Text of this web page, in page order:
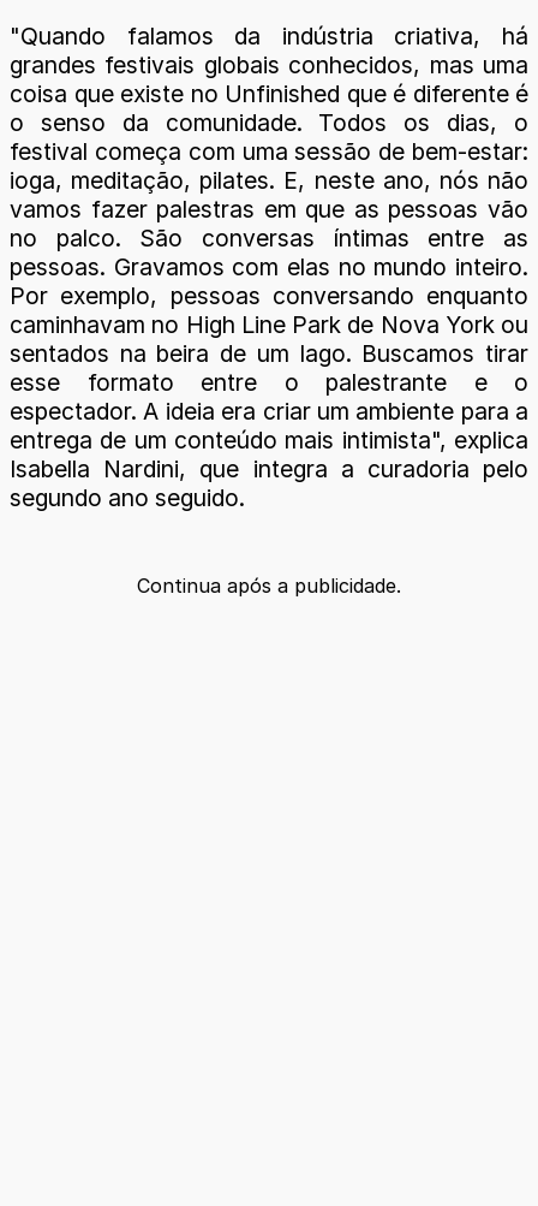
"Quando falamos da indústria criativa, há
grandes festivais globais conhecidos, mas uma
coisa que existe no Unfinished que é diferente é
o senso da comunidade. Todos os dias, o
festival começa com uma sessão de bem-estar:
ioga, meditação, pilates. E, neste ano, nós não
vamos fazer palestras em que as pessoas vão
no palco. São conversas íntimas entre as
pessoas. Gravamos com elas no mundo inteiro.
Por exemplo, pessoas conversando enquanto
caminhavam no High Line Park de Nova York ou
sentados na beira de um lago. Buscamos tirar
esse formato entre o palestrante e o
espectador. A ideia era criar um ambiente para a
entrega de um conteúdo mais intimista", explica
Isabella Nardini, que integra a curadoria pelo
segundo ano seguido.
Continua após a publicidade.